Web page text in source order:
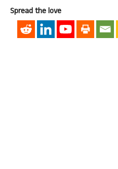
Spread the love